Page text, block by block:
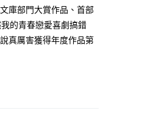
若您需要取消訂單，請聯
視為有效，需透過AFTEE
頁面顯示為準，若有關於
先享後付」服務完成之
庫部門大賞作品、首部
的青春戀愛喜劇搞錯
真厲害獲得年度作品第